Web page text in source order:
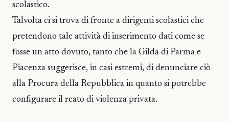
scolastico.
Talvolta ci si trova di fronte a dirigenti scolastici che
pretendono tale attività di inserimento dati come se
fosse un atto dovuto, tanto che la Gilda di Parma e
Piacenza suggerisce, in casi estremi, di denunciare ciò
alla Procura della Repubblica in quanto si potrebbe
configurare il reato di violenza privata.